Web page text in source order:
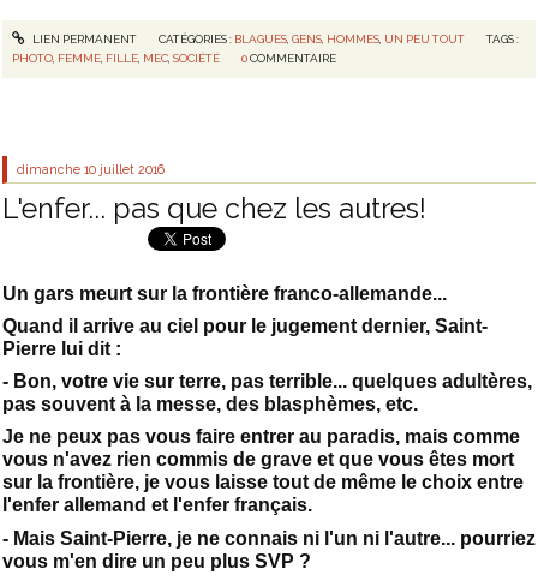
LIEN PERMANENT CATÉGORIES : BLAGUES, GENS, HOMMES, UN PEU TOUT
TAGS :
PHOTO FEMME FILLE MEC ,SOCIÉTÉ 0 COMMENTAIRE
dimanche 10 juillet 2016
L'enfer... pas que chez les autres!
Un gars meurt sur la frontière franco-allemande...
Quand il arrive au ciel pour le jugement dernier, Saint-
Pierre lui dit :
- Bon, votre vie sur terre, pas terrible... quelques adultères,
pas souvent à la messe, des blasphèmes, etc.
Je ne peux pas vous faire entrer au paradis, mais comme
vous n'avez rien commis de grave et que vous êtes mort
sur la frontière, je vous laisse tout de même le choix entre
l'enfer allemand et l'enfer français.
- Mais Saint-Pierre, je ne connais ni l'un ni l'autre... pourriez
vous m'en dire un peu plus SVP ?